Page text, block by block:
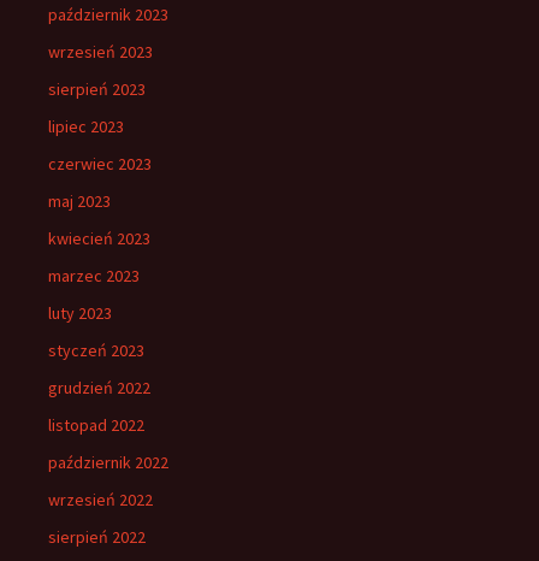
październik 2023
wrzesień 2023
sierpień 2023
lipiec 2023
czerwiec 2023
maj 2023
kwiecień 2023
marzec 2023
luty 2023
styczeń 2023
grudzień 2022
listopad 2022
październik 2022
wrzesień 2022
sierpień 2022